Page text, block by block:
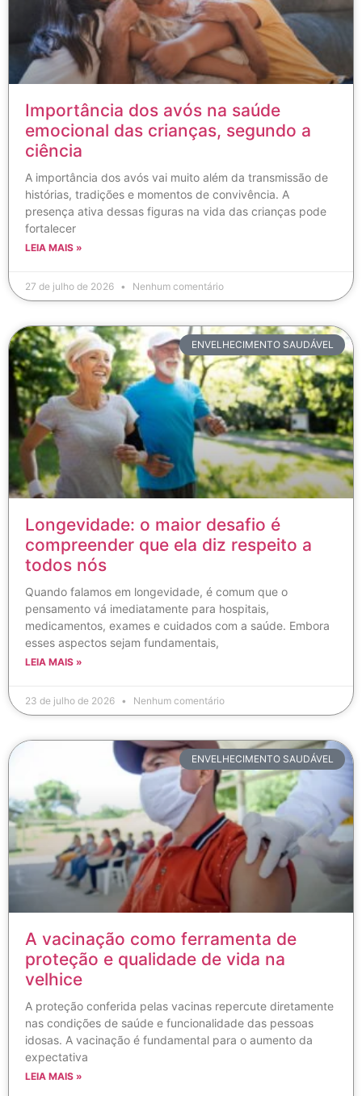
Importância dos avós na saúde
emocional das crianças, segundo a
ciência
A importância dos avós vai muito além da transmissão de
histórias, tradições e momentos de convivência. A
presença ativa dessas figuras na vida das crianças pode
fortalecer
LEIA MAIS »
27 de julho de 2026 Nenhum comentário
ENVELHECIMENTO SAUDÁVEL
Longevidade: o maior desafio é
compreender que ela diz respeito a
todos nós
Quando falamos em longevidade, é comum que o
pensamento vá imediatamente para hospitais,
medicamentos, exames e cuidados com a saúde. Embora
esses aspectos sejam fundamentais,
LEIA MAIS »
23 de julho de 2026 Nenhum comentário
ENVELHECIMENTO SAUDÁVEL
A vacinação como ferramenta de
proteção e qualidade de vida na
velhice
A proteção conferida pelas vacinas repercute diretamente
nas condições de saúde e funcionalidade das pessoas
idosas. A vacinação é fundamental para o aumento da
expectativa
LEIA MAIS »